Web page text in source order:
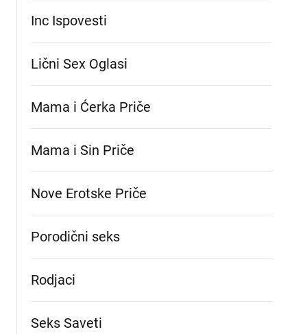
Inc Ispovesti
Lični Sex Oglasi
Mama i Ćerka Priče
Mama i Sin Priče
Nove Erotske Priče
Porodični seks
Rodjaci
Seks Saveti